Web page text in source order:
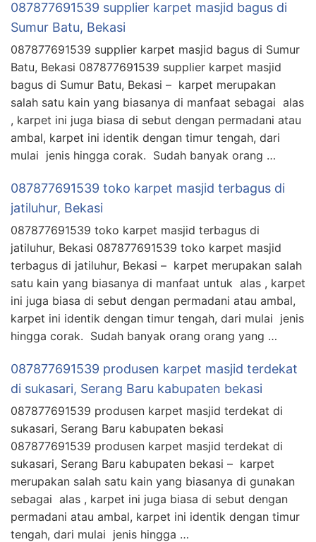
087877691539 supplier karpet masjid bagus di
Sumur Batu, Bekasi
087877691539 supplier karpet masjid bagus di Sumur
Batu, Bekasi 087877691539 supplier karpet masjid
bagus di Sumur Batu, Bekasi – karpet merupakan
salah satu kain yang biasanya di manfaat sebagai alas
, karpet ini juga biasa di sebut dengan permadani atau
ambal, karpet ini identik dengan timur tengah, dari
mulai jenis hingga corak. Sudah banyak orang …
087877691539 toko karpet masjid terbagus di
jatiluhur, Bekasi
087877691539 toko karpet masjid terbagus di
jatiluhur, Bekasi 087877691539 toko karpet masjid
terbagus di jatiluhur, Bekasi – karpet merupakan salah
satu kain yang biasanya di manfaat untuk alas , karpet
ini juga biasa di sebut dengan permadani atau ambal,
karpet ini identik dengan timur tengah, dari mulai jenis
hingga corak. Sudah banyak orang orang yang …
087877691539 produsen karpet masjid terdekat
di sukasari, Serang Baru kabupaten bekasi
087877691539 produsen karpet masjid terdekat di
sukasari, Serang Baru kabupaten bekasi
087877691539 produsen karpet masjid terdekat di
sukasari, Serang Baru kabupaten bekasi – karpet
merupakan salah satu kain yang biasanya di gunakan
sebagai alas , karpet ini juga biasa di sebut dengan
permadani atau ambal, karpet ini identik dengan timur
tengah, dari mulai jenis hingga …